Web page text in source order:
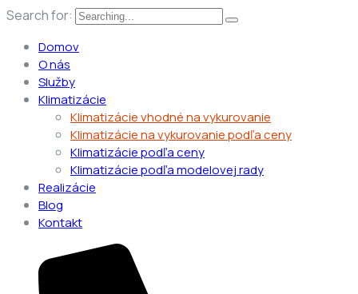
Search for:
Domov
O nás
Služby
Klimatizácie
Klimatizácie vhodné na vykurovanie
Klimatizácie na vykurovanie podľa ceny
Klimatizácie podľa ceny
Klimatizácie podľa modelovej rady
Realizácie
Blog
Kontakt